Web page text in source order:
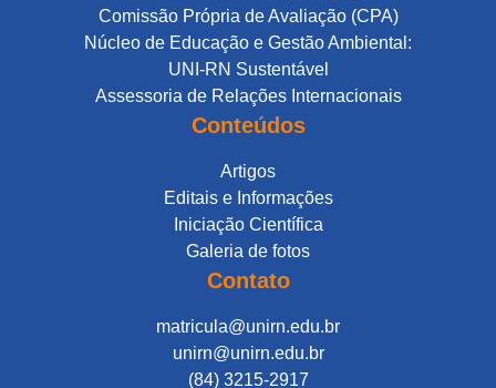
Comissão Própria de Avaliação (CPA)
Núcleo de Educação e Gestão Ambiental:
UNI-RN Sustentável
Assessoria de Relações Internacionais
Conteúdos
Artigos
Editais e Informações
Iniciação Científica
Galeria de fotos
Contato
matricula@unirn.edu.br
unirn@unirn.edu.br
(84) 3215-2917